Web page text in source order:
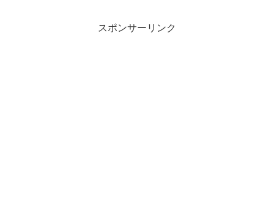
スポンサーリンク